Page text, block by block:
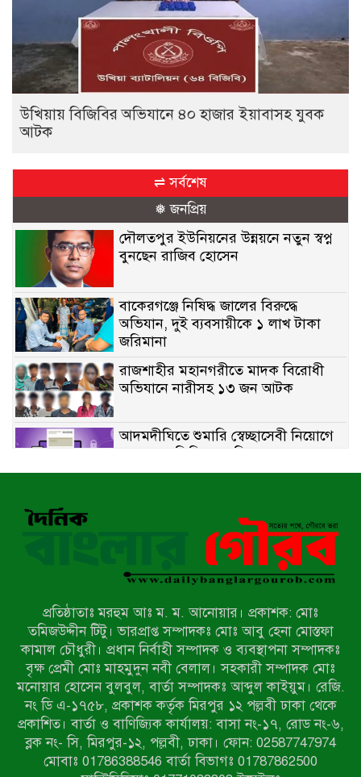
উখিয়ায় বিজিবির অভিযানে ৪০ হাজার ইয়াবাসহ যুবক
আটক
⇌ সর্বশেষ
❅ জনপ্রিয়
দৌলতপুর ইউনিয়নের উন্নয়নে নতুন স্বপ্ন
বুনছেন রাজিব হোসেন
বাকেরগঞ্জে নিষিদ্ধ জালের বিরুদ্ধে
অভিযান, দুই ব্যবসায়ীকে ১ লাখ টাকা
জরিমানা
রাজশাহীর মহানগরীতে মাদক বিরোধী
অভিযানে নারীসহ ১৩ জন আটক
আদমদীঘিতে শুমারি স্বেচ্ছাসেবী নিয়োগে
যোগ্যতার ভিত্তিতে তালিকা প্রকাশ;
নির্বাচিতদের আ.লীগ ট্যাগে প্রচারণা
নেওয়ার হুমকি দিলেন দোড়া মাদরাসার
পরিচয় দেওয়া সভাপতি
উখিয়ায় বিজিবির অভিযানে ৪০ হাজার
ইয়াবাসহ যুবক আটক
পোরশায় ৭ মাসে ১৯ জনের অপমৃত্যু,
শীর্ষে আত্মহত্যা
হিন্দু বৌদ্ধ খ্রিস্টান কল্যাণ ফ্রন্টের
নীলফামারী কমিটি নিয়ে প্রশ্ন, প্রতিবাদে
সদস্য সচিব
দরিয়ানগরে প্যারাসেইলিং দুর্ঘটনায় পর্যটক
প্রতিষ্ঠাতাঃ মরহুম আঃ ম. ম. আনোয়ার। প্রকাশক: মোঃ
তমিজউদ্দীন টিটু। ভারপ্রাপ্ত সম্পাদকঃ মোঃ আবু হেনা মোস্তফা
কামাল চৌধুরী। প্রধান নির্বাহী সম্পাদক ও ব্যবস্থাপনা সম্পাদকঃ
বৃক্ষ প্রেমী মোঃ মাহমুদুন নবী বেলাল। সহকারী সম্পাদক মোঃ
মনোয়ার হোসেন বুলবুল, বার্তা সম্পাদকঃ আব্দুল কাইয়ুম। রেজি.
নং ডি এ-১৭৫৮, প্রকাশক কর্তৃক মিরপুর ১২ পল্লবী ঢাকা থেকে
প্রকাশিত। বার্তা ও বাণিজ্যিক কার্যালয়: বাসা নং-১৭, রোড নং-৬,
ব্লক নং- সি, মিরপুর-১২, পল্লবী, ঢাকা। ফোন: 02587747974
মোবাঃ 01786388546 বার্তা বিভাগঃ 01787862500